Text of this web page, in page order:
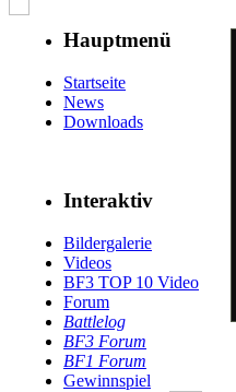
Hauptmenü
Startseite
News
Downloads
Interaktiv
Bildergalerie
Videos
BF3 TOP 10 Video
Forum
Battlelog
BF3 Forum
BF1 Forum
Gewinnspiel